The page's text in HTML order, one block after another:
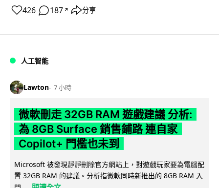
426 187 ↗ 分享
人工智能
Lawton 7 小時
微軟刪走 32GB RAM 遊戲建議 分析:
為 8GB Surface 銷售鋪路 連自家
Copilot+ 門檻也未到
Microsoft 被發現靜靜刪除官方網站上，對遊戲玩家要為電腦配
置 32GB RAM 的建議。分析指微軟同時新推出的 8GB RAM 入